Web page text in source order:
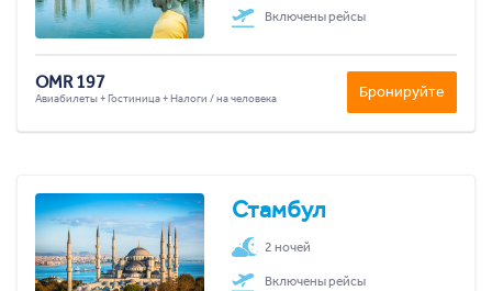
Включены рейсы
OMR 197
Авиабилеты + Гостиница + Налоги / на человека Бронируйте
Стамбул
2 ночей
Включены рейсы